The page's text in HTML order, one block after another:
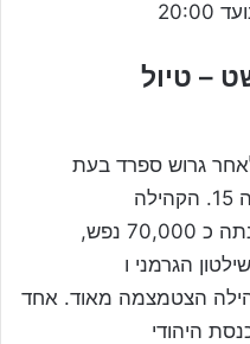
– טיול
גרוש ספרד בעת
היהודית בשיאה בשנת 1930 מנתה כ 70,000 נפש,
הגרמני ו
הצטמצמה מאוד. אחד
היהודי